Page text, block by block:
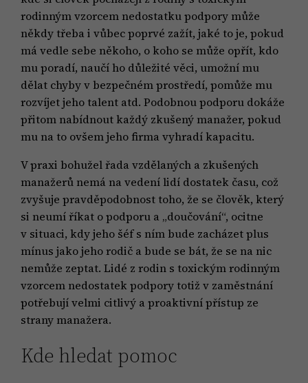
rodinným vzorcem nedostatku podpory může
někdy třeba i vůbec poprvé zažít, jaké to je, pokud
má vedle sebe někoho, o koho se může opřít, kdo
mu poradí, naučí ho důležité věci, umožní mu
dělat chyby v bezpečném prostředí, pomůže mu
rozvíjet jeho talent atd. Podobnou podporu dokáže
přitom nabídnout každý zkušený manažer, pokud
mu na to ovšem jeho firma vyhradí kapacitu.
V praxi bohužel řada vzdělaných a zkušených
manažerů nemá na vedení lidí dostatek času, což
zvyšuje pravděpodobnost toho, že se člověk, který
si neumí říkat o podporu a „doučování“, ocitne
v situaci, kdy jeho šéf s ním bude zacházet plus
mínus jako jeho rodič a bude se bát, že se na nic
nemůže zeptat. Lidé z rodin s toxickým rodinným
vzorcem nedostatek podpory totiž v zaměstnání
potřebují velmi citlivý a proaktivní přístup ze
strany manažera.
Kde hledat pomoc